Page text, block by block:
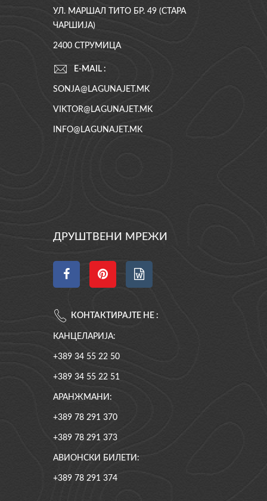
УЛ. МАРШАЛ ТИТО БР. 49 (СТАРА
ЧАРШИЈА)
2400 СТРУМИЦА
E-MAIL :
SONJA@LAGUNAJET.MK
VIKTOR@LAGUNAJET.MK
INFO@LAGUNAJET.MK
ДРУШТВЕНИ МРЕЖИ
КОНТАКТИРАЈТЕ НЕ :
КАНЦЕЛАРИЈА:
+389 34 55 22 50
+389 34 55 22 51
АРАНЖМАНИ:
+389 78 291 370
+389 78 291 373
АВИОНСКИ БИЛЕТИ:
+389 78 291 374